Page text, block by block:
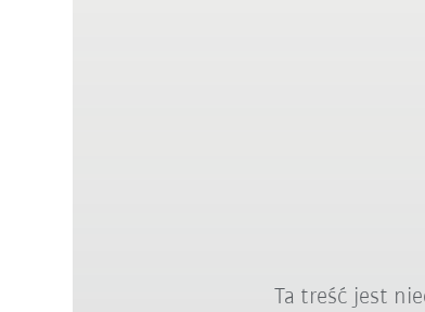
Ta treść jest